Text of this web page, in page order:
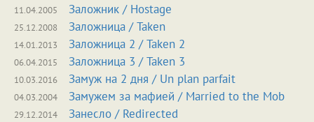
11.04.2005 Заложник / Hostage
25.12.2008 Заложница / Taken
14.01.2013 Заложница 2 / Taken 2
06.04.2015 Заложница 3 / Taken 3
10.03.2016 Замуж на 2 дня / Un plan parfait
04.03.2004 Замужем за мафией / Married to the Mob
29.12.2014 Занесло / Redirected